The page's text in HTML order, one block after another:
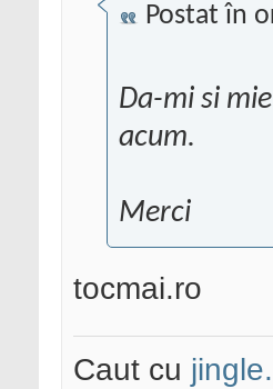
Postat în
Da-mi si
acum.
Merci
tocmai.ro
Caut cu